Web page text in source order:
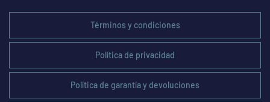
Términos y condiciones
Política de privacidad
Política de garantía y devoluciones